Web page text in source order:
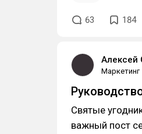
63 184
Алексей
Маркетинг
Святые
важный пост